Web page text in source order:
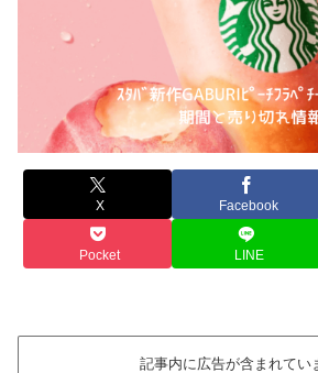
X Facebook
Pocket LINE
記事内に広告が含まれてい